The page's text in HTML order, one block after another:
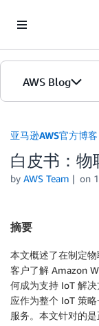
AWS Blog
首页
版本
亚马逊AWS官方博客
白皮书：物
by AWS Team on
摘要
本文概述了在制定
客户了解 Amazon
何成为支持 IoT 解
应作为整个 IoT 策
服务。本文针对的是